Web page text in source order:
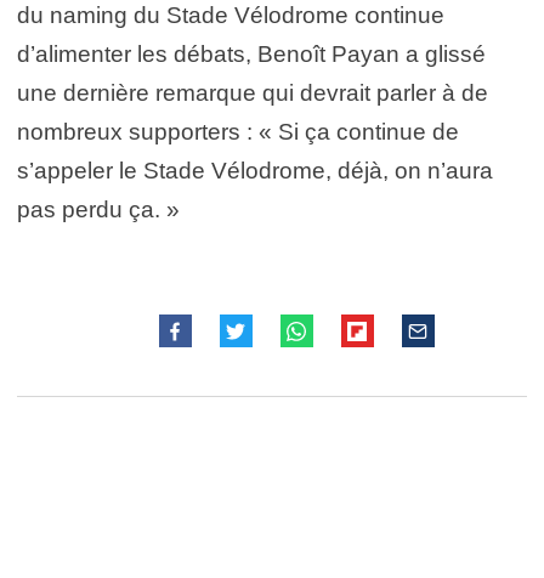
du naming du Stade Vélodrome continue
d’alimenter les débats, Benoît Payan a glissé
une dernière remarque qui devrait parler à de
nombreux supporters : « Si ça continue de
s’appeler le Stade Vélodrome, déjà, on n’aura
pas perdu ça. »